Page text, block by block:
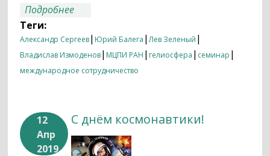
Подробнее
Теги:
Александр Сергеев| Юрий Балега |Лев Зеленый |
Владислав Измоденов| МЦПИ РАН | гелиосфера | семинар |
международное сотрудничество
12
Апр
2019
С днём космонавтики!